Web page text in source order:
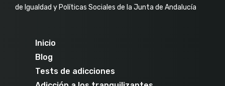
de Igualdad y Políticas Sociales de la Junta de Andalucía
Inicio
Blog
Tests de adicciones